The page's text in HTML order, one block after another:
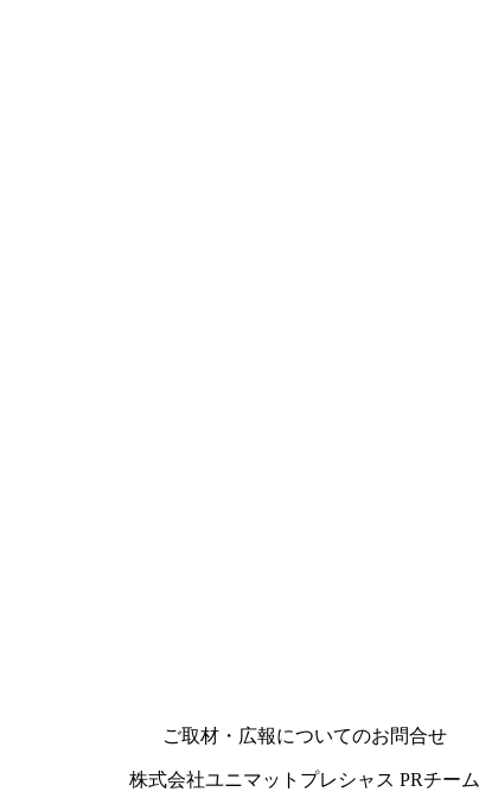
ご取材・広報についてのお問合せ
株式会社ユニマットプレシャス PRチーム